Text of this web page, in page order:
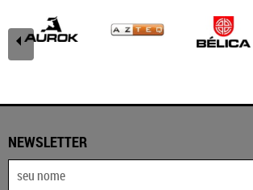
NEWSLETTER